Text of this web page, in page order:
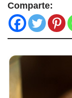
Comparte: